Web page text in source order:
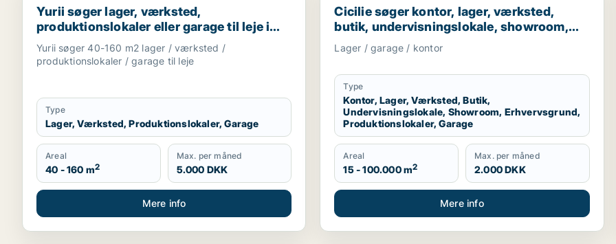
Yurii søger lager, værksted,
produktionslokaler eller garage til leje i
Region Sjælland
Yurii søger 40-160 m2 lager / værksted /
produktionslokaler / garage til leje
Type
Lager, Værksted, Produktionslokaler, Garage
Areal
40 - 160 m2
Max. per måned
5.000 DKK
Mere info
Cicilie søger kontor, lager, værksted,
butik, undervisningslokale, showroom,
erhvervsgrund, produktionslokaler eller
garage til leje i Region Sjælland eller
Nordsjælland
Lager / garage / kontor
Type
Kontor, Lager, Værksted, Butik,
Undervisningslokale, Showroom, Erhvervsgrund,
Produktionslokaler, Garage
Areal
15 - 100.000 m2
Max. per måned
2.000 DKK
Mere info